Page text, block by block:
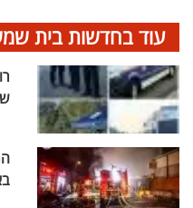
עוד בחדשות בית